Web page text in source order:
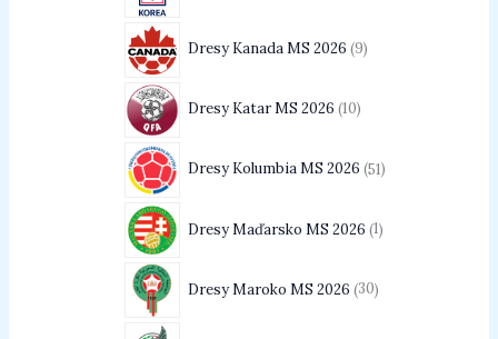
Dresy Kanada MS 2026 9
Dresy Katar MS 2026 10
Dresy Kolumbia MS 2026 51
Dresy Maďarsko MS 2026 1
Dresy Maroko MS 2026 30